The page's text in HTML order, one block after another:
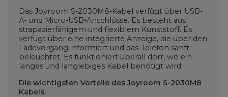
Das Joyroom S-2030M8-Kabel verfügt über USB-
A- und Micro-USB-Anschlüsse. Es besteht aus
strapazierfähigem und flexiblem Kunststoff. Es
verfügt über eine integrierte Anzeige, die über den
Ladevorgang informiert und das Telefon sanft
beleuchtet. Es funktioniert überall dort, wo ein
langes und langlebiges Kabel benötigt wird.
Die wichtigsten Vorteile des Joyroom S-2030M8
Kabels: